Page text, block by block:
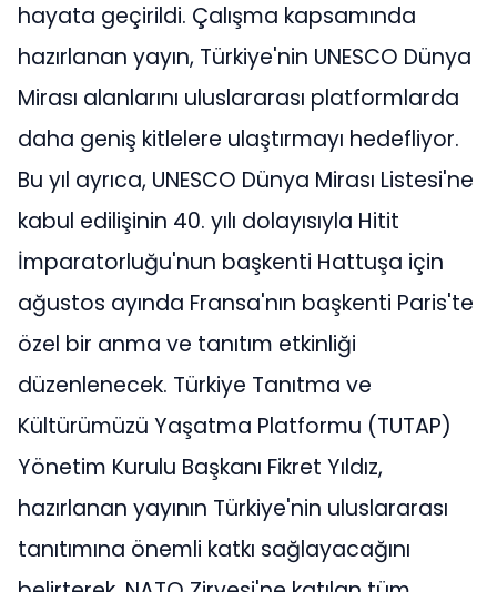
hayata geçirildi. Çalışma kapsamında
hazırlanan yayın, Türkiye'nin UNESCO Dünya
Mirası alanlarını uluslararası platformlarda
daha geniş kitlelere ulaştırmayı hedefliyor.
Bu yıl ayrıca, UNESCO Dünya Mirası Listesi'ne
kabul edilişinin 40. yılı dolayısıyla Hitit
İmparatorluğu'nun başkenti Hattuşa için
ağustos ayında Fransa'nın başkenti Paris'te
özel bir anma ve tanıtım etkinliği
düzenlenecek. Türkiye Tanıtma ve
Kültürümüzü Yaşatma Platformu (TUTAP)
Yönetim Kurulu Başkanı Fikret Yıldız,
hazırlanan yayının Türkiye'nin uluslararası
tanıtımına önemli katkı sağlayacağını